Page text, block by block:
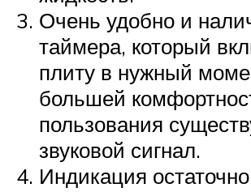
Очень удобно и
таймера, который
плиту в нужный
большей
пользования
звуковой сигнал.
Индикация